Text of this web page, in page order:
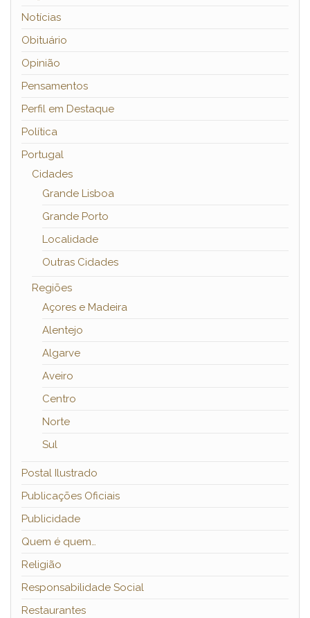
Notícias
Obituário
Opinião
Pensamentos
Perfil em Destaque
Política
Portugal
Cidades
Grande Lisboa
Grande Porto
Localidade
Outras Cidades
Regiões
Açores e Madeira
Alentejo
Algarve
Aveiro
Centro
Norte
Sul
Postal Ilustrado
Publicações Oficiais
Publicidade
Quem é quem…
Religião
Responsabilidade Social
Restaurantes